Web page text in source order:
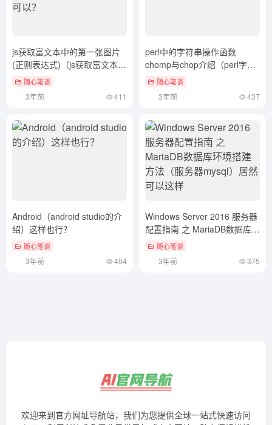
js获取富文本中的第一张图片
(正则表达式)（js获取富文本编
辑器内容）这都可以？
随心笔谈
3年前 411
perl中的字符串操作函数
chomp与chop介绍（perl字符
串替换 ~s）深度揭秘
随心笔谈
3年前 437
Android（android studio的介
绍）这样也行？
随心笔谈
3年前 404
Windows Server 2016 服务器
配置指南 之 MariaDB数据库环
境搭建方法（服务器mysql）
随心笔谈
3年前 375
欢迎来到官方网址导航站，我们为您提供全球一站式快速访问